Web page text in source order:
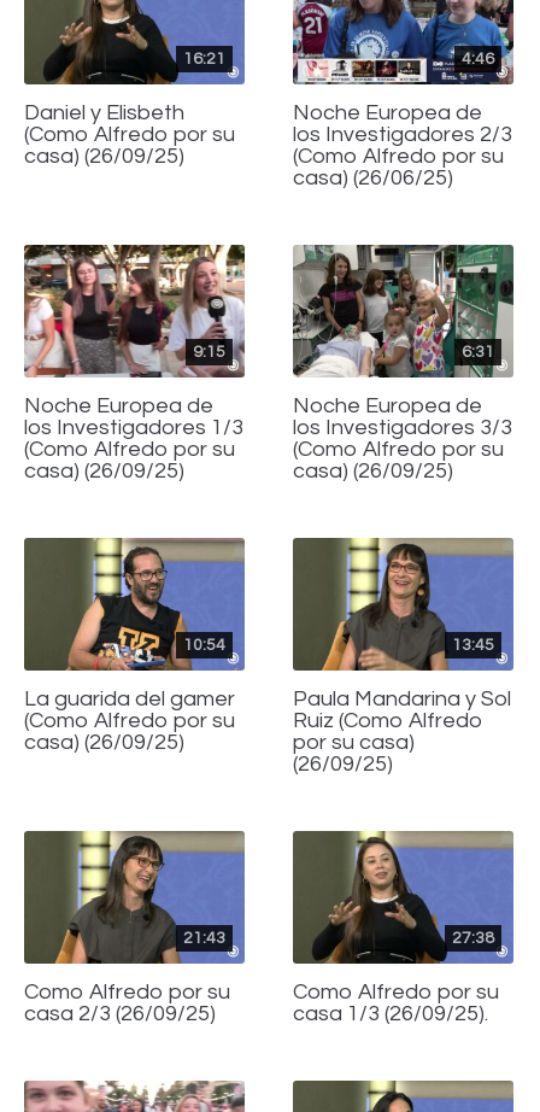
16:21
Daniel y Elisbeth
(Como Alfredo por su
casa) (26/09/25)
4:46
Noche Europea de
los Investigadores 2/3
(Como Alfredo por su
casa) (26/06/25)
9:15
Noche Europea de
los Investigadores 1/3
(Como Alfredo por su
casa) (26/09/25)
6:31
Noche Europea de
los Investigadores 3/3
(Como Alfredo por su
casa) (26/09/25)
10:54
La guarida del gamer
(Como Alfredo por su
casa) (26/09/25)
13:45
Paula Mandarina y Sol
Ruiz (Como Alfredo
por su casa)
(26/09/25)
21:43
Como Alfredo por su
casa 2/3 (26/09/25)
27:38
Como Alfredo por su
casa 1/3 (26/09/25).